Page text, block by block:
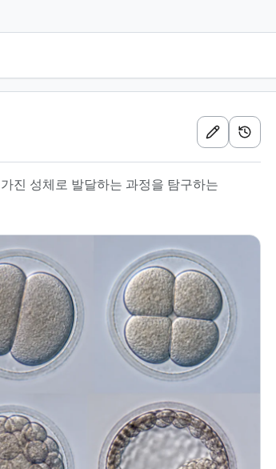
진 성체로 발달하는 과정을 탐구하는